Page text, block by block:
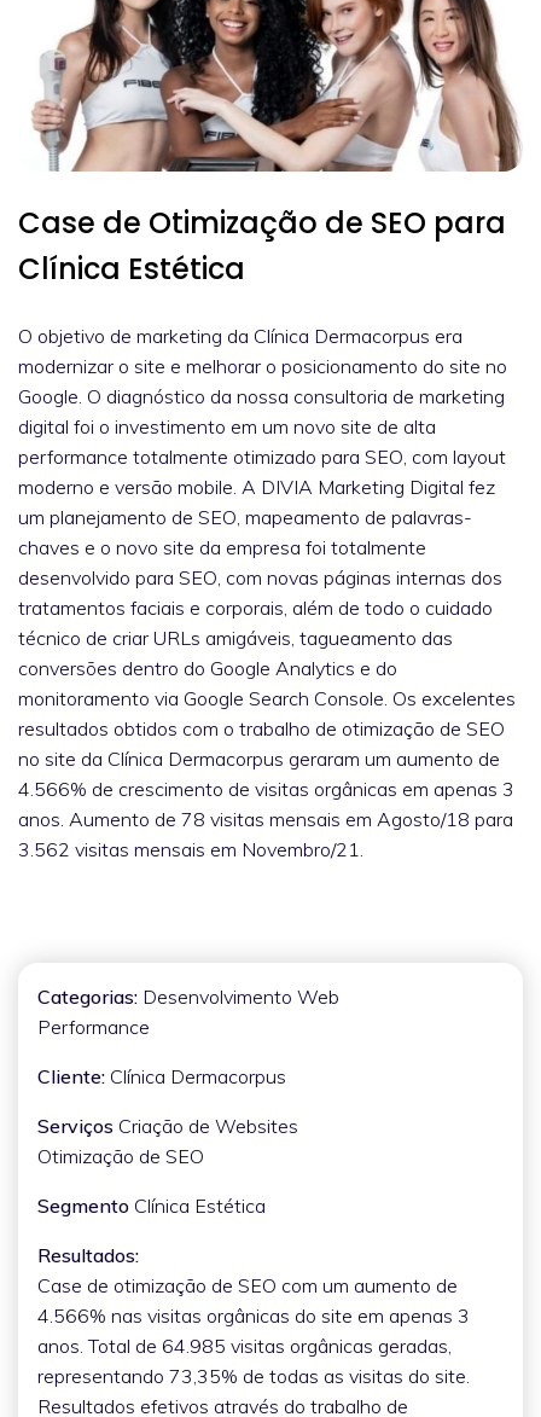
Case de Otimização de SEO para
Clínica Estética
O objetivo de marketing da Clínica Dermacorpus era
modernizar o site e melhorar o posicionamento do site no
Google. O diagnóstico da nossa consultoria de marketing
digital foi o investimento em um novo site de alta
performance totalmente otimizado para SEO, com layout
moderno e versão mobile. A DIVIA Marketing Digital fez
um planejamento de SEO, mapeamento de palavras-
chaves e o novo site da empresa foi totalmente
desenvolvido para SEO, com novas páginas internas dos
tratamentos faciais e corporais, além de todo o cuidado
técnico de criar URLs amigáveis, tagueamento das
conversões dentro do Google Analytics e do
monitoramento via Google Search Console. Os excelentes
resultados obtidos com o trabalho de otimização de SEO
no site da Clínica Dermacorpus geraram um aumento de
4.566% de crescimento de visitas orgânicas em apenas 3
anos. Aumento de 78 visitas mensais em Agosto/18 para
3.562 visitas mensais em Novembro/21.
Categorias: Desenvolvimento Web
Performance
Cliente: Clínica Dermacorpus
Serviços Criação de Websites
Otimização de SEO
Segmento Clínica Estética
Resultados:
Case de otimização de SEO com um aumento de
4.566% nas visitas orgânicas do site em apenas 3
anos. Total de 64.985 visitas orgânicas geradas,
representando 73,35% de todas as visitas do site.
Resultados efetivos através do trabalho de